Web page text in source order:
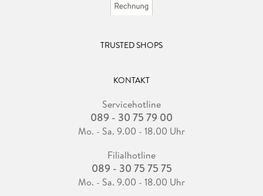
TRUSTED SHOPS
KONTAKT
Servicehotline
089 - 30 75 79 00
Mo. - Sa. 9.00 - 18.00 Uhr
Filialhotline
089 - 30 75 75 75
Mo. - Sa. 9.00 - 18.00 Uhr